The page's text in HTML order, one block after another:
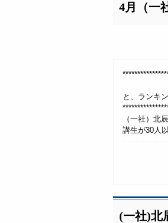
4月（一
↑↑↑この2
と、ランキ
（一社）北
講生が30人
(一社)北